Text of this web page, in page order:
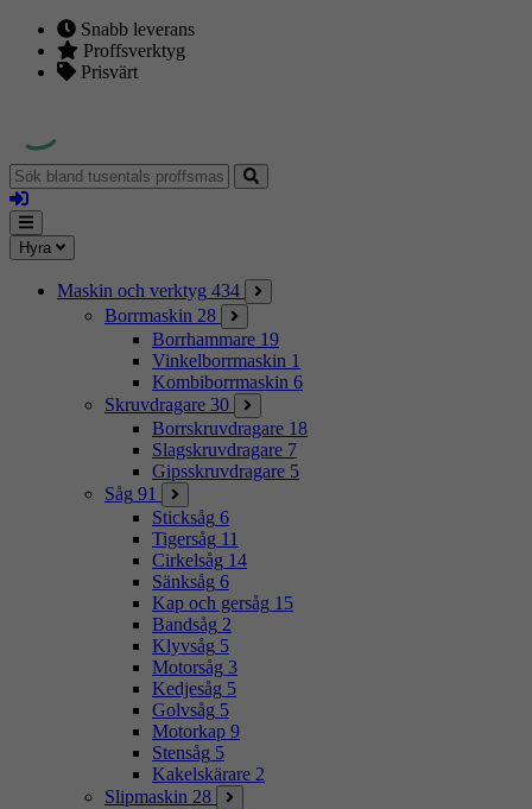
Snabb leverans
Proffsverktyg
Prisvärt
Sök
bland
tusentals
proffsmaskiner
Logga
in
Mina
sidor
Meny
Hyra
Maskin och verktyg 434
Borrmaskin 28
Borrhammare 19
Vinkelborrmaskin 1
Kombiborrmaskin 6
Skruvdragare 30
Borrskruvdragare 18
Slagskruvdragare 7
Gipsskruvdragare 5
Såg 91
Sticksåg 6
Tigersåg 11
Cirkelsåg 14
Sänksåg 6
Kap och gersåg 15
Bandsåg 2
Klyvsåg 5
Motorsåg 3
Kedjesåg 5
Golvsåg 5
Motorkap 9
Stensåg 5
Kakelskärare 2
Slipmaskin 28